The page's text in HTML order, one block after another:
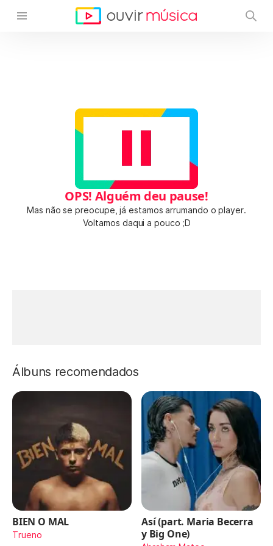
OPS! Alguém deu pause!
Mas não se preocupe, já estamos arrumando o player.
Voltamos daqui a pouco ;D
Álbuns recomendados
BIEN O MAL
Trueno
Así (part. Maria Becerra
y Big One)